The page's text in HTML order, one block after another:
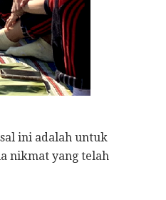
ini adalah untuk
nikmat yang telah